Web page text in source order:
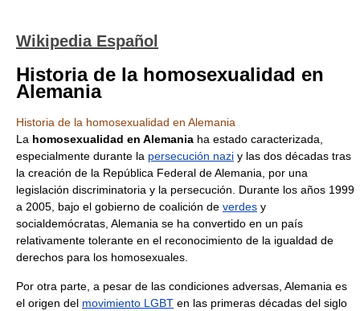
Wikipedia Español
Historia de la homosexualidad en
Alemania
Historia de la homosexualidad en Alemania
La homosexualidad en Alemania ha estado caracterizada,
especialmente durante la persecución nazi y las dos décadas tras
la creación de la República Federal de Alemania, por una
legislación discriminatoria y la persecución. Durante los años 1999
a 2005, bajo el gobierno de coalición de verdes y
socialdemócratas, Alemania se ha convertido en un país
relativamente tolerante en el reconocimiento de la igualdad de
derechos para los homosexuales.
Por otra parte, a pesar de las condiciones adversas, Alemania es
el origen del movimiento LGBT en las primeras décadas del siglo